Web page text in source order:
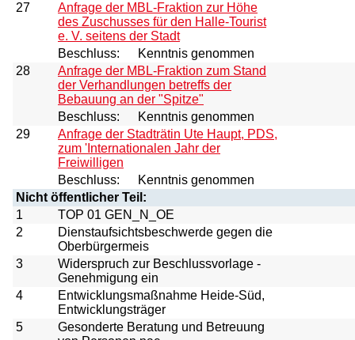
27
Anfrage der MBL-Fraktion zur Höhe
des Zuschusses für den Halle-Tourist
e. V. seitens der Stadt
Beschluss:
Kenntnis genommen
28
Anfrage der MBL-Fraktion zum Stand
der Verhandlungen betreffs der
Bebauung an der "Spitze"
Beschluss:
Kenntnis genommen
29
Anfrage der Stadträtin Ute Haupt, PDS,
zum 'Internationalen Jahr der
Freiwilligen
Beschluss:
Kenntnis genommen
Nicht öffentlicher Teil:
1
TOP 01 GEN_N_OE
2
Dienstaufsichtsbeschwerde gegen die
Oberbürgermeis
3
Widerspruch zur Beschlussvorlage -
Genehmigung ein
4
Entwicklungsmaßnahme Heide-Süd,
Entwicklungsträger
5
Gesonderte Beratung und Betreuung